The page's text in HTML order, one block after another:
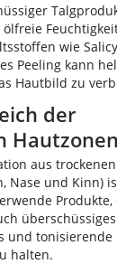
wie
Peeling kann
Hautbild zu
der
Hautzonen
aus
Nase und Kinn)
Produkte,
und tonisierende
halten.